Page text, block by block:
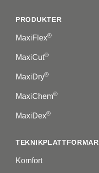
PRODUKTER
MaxiFlex®
MaxiCut®
MaxiDry®
MaxiChem®
MaxiDex®
TEKNIKPLATTFORMAR
Komfort